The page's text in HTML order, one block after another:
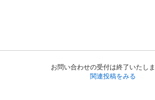
お問い合わせの受付は終了いたしま
関連投稿をみる